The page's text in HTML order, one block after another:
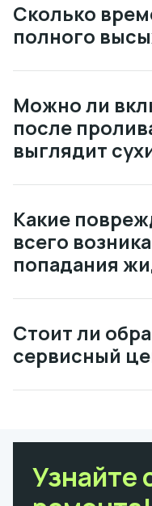
Сколько
полного
Можно ли
после
выглядит
Какие
всего
попадания
Стоит ли
сервисный
Узнайте